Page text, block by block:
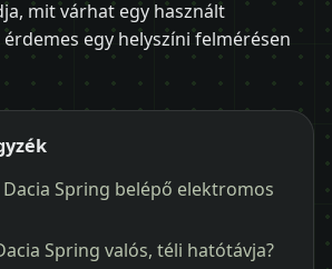
mit várhat egy használt
egy helyszíni felmérésen
Dacia Spring belépő elektromos
Spring valós, téli hatótávja?